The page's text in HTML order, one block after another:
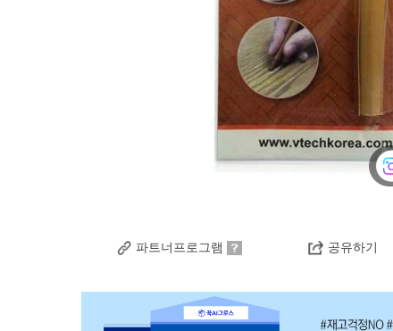
파트너프로그램 공유하기